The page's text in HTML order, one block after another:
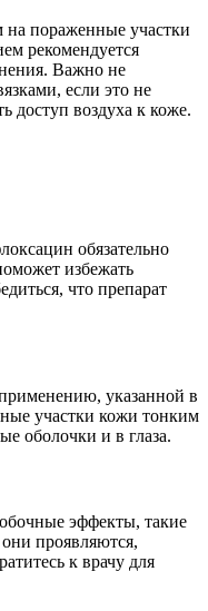
на пораженные участки
рекомендуется
Важно не
если это не
доступ воздуха к коже.
обязательно
избежать
что препарат
указанной в
участки кожи тонким
оболочки и в глаза.
эффекты, такие
проявляются,
к врачу для